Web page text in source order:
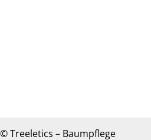
© Treeletics – Baumpflege